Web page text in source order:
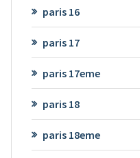
paris 16
paris 17
paris 17eme
paris 18
paris 18eme